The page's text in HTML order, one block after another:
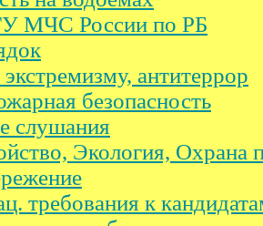
МЧС России по РБ
антитеррор
безопасность
слушания
Экология, Охрана
требования к